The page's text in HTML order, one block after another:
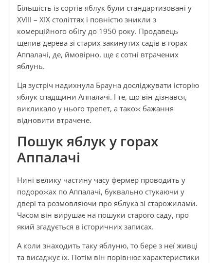
Більшість із сортів яблук були стандартизовані у
XVIIІ – XIX століттях і повністю зникли з
комерційного обігу до 1950 року. Продавець
щепив дерева зі старих закинутих садів в горах
Аппалачі, де, ймовірно, ще є сотні втрачених
яблунь.
Ця зустріч надихнула Брауна досліджувати історію
яблук спадщини Аппалачі. І те, що він дізнався,
викликало у нього трепет, а також бажання
відновити втрачене.
Пошук яблук у горах
Аппалачі
Нині велику частину часу фермер проводить у
подорожах по Аппалачі, буквально стукаючи у
двері та розмовляючи про яблука зі старожилами.
Часом він вирушає на пошуки старого саду, про
який згадується в історичних записах.
А коли знаходить таку яблуню, то бере з неї живці
та висаджує їх. Потім він порівнює характеристики